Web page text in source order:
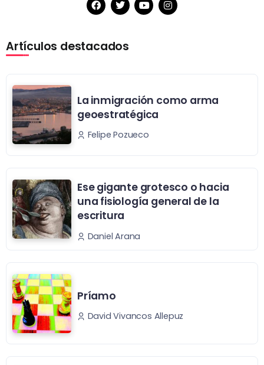
Artículos destacados
La inmigración como arma
geoestratégica
Felipe Pozueco
Ese gigante grotesco o hacia
una fisiología general de la
escritura
Daniel Arana
Príamo
David Vivancos Allepuz